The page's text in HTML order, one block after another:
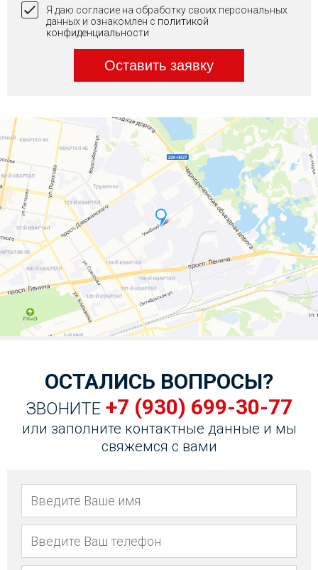
Я даю согласие на обработку своих персональных
данных и ознакомлен с политикой
конфиденциальности
Оставить заявку
ОСТАЛИСЬ ВОПРОСЫ?
ЗВОНИТЕ +7 (930) 699-30-77
или заполните контактные данные и мы
свяжемся с вами